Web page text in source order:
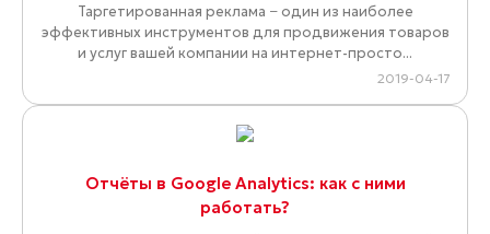
Таргетированная реклама − один из наиболее
эффективных инструментов для продвижения товаров
и услуг вашей компании на интернет-просто...
2019-04-17
Отчёты в Google Analytics: как с ними
работать?